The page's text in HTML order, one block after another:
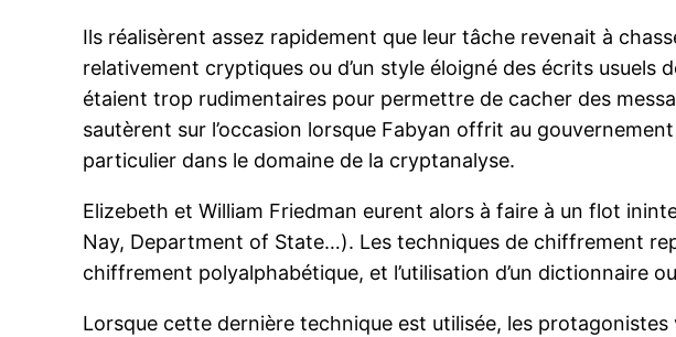
Ils réalisèrent assez rapidement que leur tâche revenait à
relativement cryptiques ou d’un style éloigné des écrits usuels
étaient trop rudimentaires pour permettre de cacher des
sautèrent sur l’occasion lorsque Fabyan offrit au
particulier dans le domaine de la cryptanalyse.
Elizebeth et William Friedman eurent alors à faire à un flot
Nay, Department of State…). Les techniques de chiffrement
chiffrement polyalphabétique, et l’utilisation d’un dictionnaire
Lorsque cette dernière technique est utilisée, les